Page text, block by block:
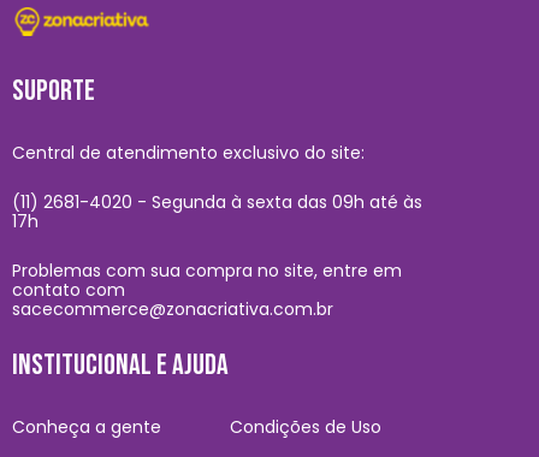
SUPORTE
Central de atendimento exclusivo do site:
(11) 2681-4020 - Segunda à sexta das 09h até às
17h
Problemas com sua compra no site, entre em
contato com
sacecommerce@zonacriativa.com.br
INSTITUCIONAL E AJUDA
Conheça a gente Condições de Uso